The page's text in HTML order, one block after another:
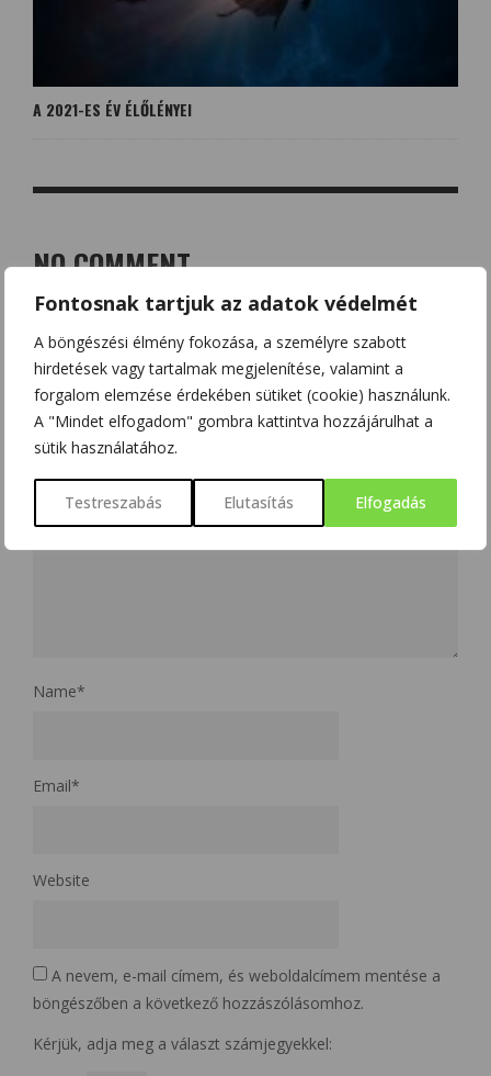
Fontosnak tartjuk az adatok védelmét
A böngészési élmény fokozása, a személyre szabott
hirdetések vagy tartalmak megjelenítése, valamint a
forgalom elemzése érdekében sütiket (cookie) használunk.
A "Mindet elfogadom" gombra kattintva hozzájárulhat a
sütik használatához.
Testreszabás Elutasítás Elfogadás
A 2021-ES ÉV ÉLŐLÉNYEI
NO COMMENT
LEAVE A REPLY
Az e-mail címet nem tesszük közzé. A kötelező mezőket
karakterrel jelöltük
Name*
Email*
Website
A nevem, e-mail címem, és weboldalcímem mentése a
böngészőben a következő hozzászólásomhoz.
Kérjük, adja meg a választ számjegyekkel: